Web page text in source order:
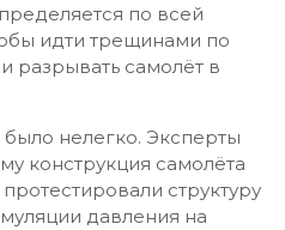
по всей
идти трещинами по
разрывать самолёт в
было нелегко. Эксперты
конструкция самолёта
структуру
давления на